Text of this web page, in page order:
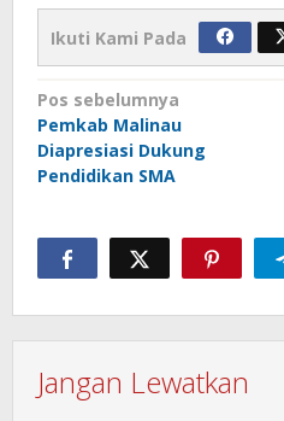
Ikuti Kami Pada
Navigasi
pos
Pos sebelumnya
Pemkab Malinau
Diapresiasi Dukung
Pendidikan SMA
Jangan Lewatkan